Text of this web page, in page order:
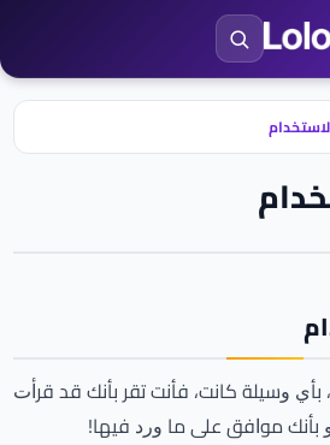
ﻭﺳﻴﻠﺔ ﻛﺎﻧﺖ، ﻓﺄﻧﺖ ﺗﻘﺮ ﺑﺄﻧﻚ ﻗﺪ ﻗﺮﺃﺕ
ﺑﺄﻧﻚ ﻣﻮﺍﻓﻖ ﻋﻠﻰ ﻣﺎ ﻭﺭﺩ ﻓﻴﻬﺎ!